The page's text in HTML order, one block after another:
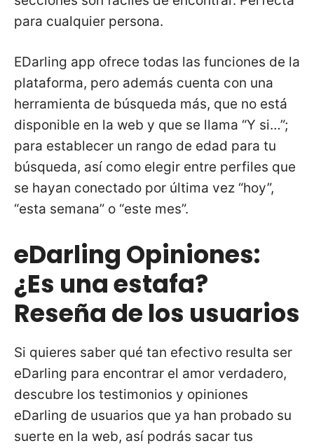
para cualquier persona.
EDarling app ofrece todas las funciones de la
plataforma, pero además cuenta con una
herramienta de búsqueda más, que no está
disponible en la web y que se llama “Y si…”;
para establecer un rango de edad para tu
búsqueda, así como elegir entre perfiles que
se hayan conectado por última vez “hoy”,
“esta semana” o “este mes”.
eDarling Opiniones:
¿Es una estafa?
Reseña de los usuarios
Si quieres saber qué tan efectivo resulta ser
eDarling para encontrar el amor verdadero,
descubre los testimonios y opiniones
eDarling de usuarios que ya han probado su
suerte en la web, así podrás sacar tus